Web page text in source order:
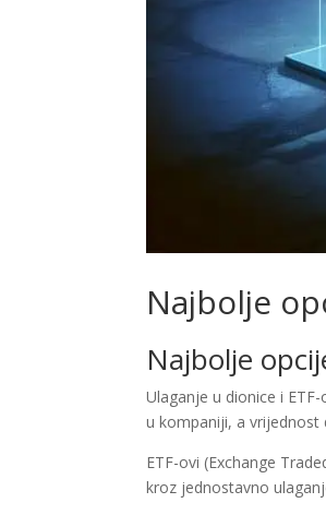
Najbolje
Najbolje
Ulaganje u dionice i
u kompaniji, a vrijednost
ETF-ovi (Exchange
kroz jednostavno